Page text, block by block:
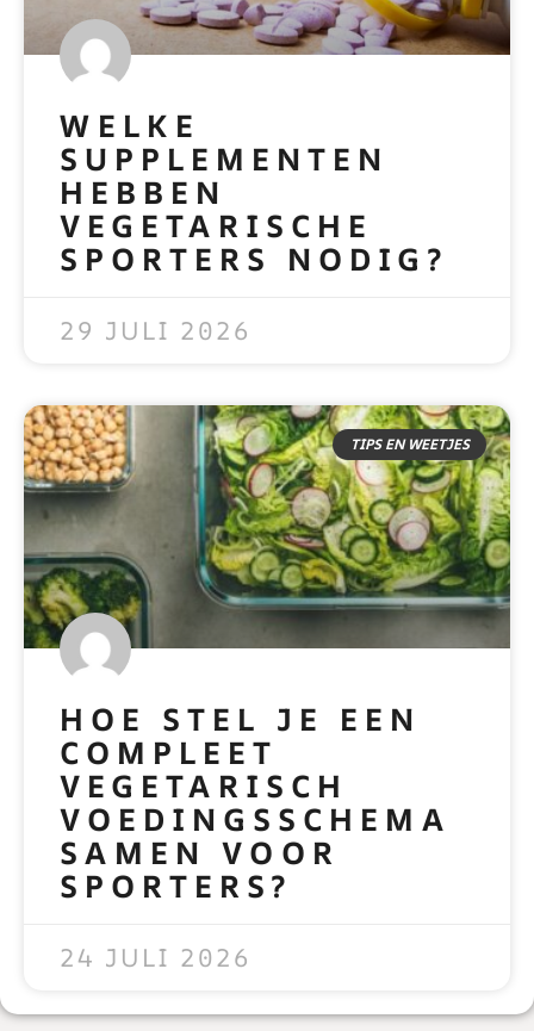
WELKE
SUPPLEMENTEN
HEBBEN
VEGETARISCHE
SPORTERS NODIG?
29 JULI 2026
TIPS EN WEETJES
HOE STEL JE EEN
COMPLEET
VEGETARISCH
VOEDINGSSCHEMA
SAMEN VOOR
SPORTERS?
24 JULI 2026